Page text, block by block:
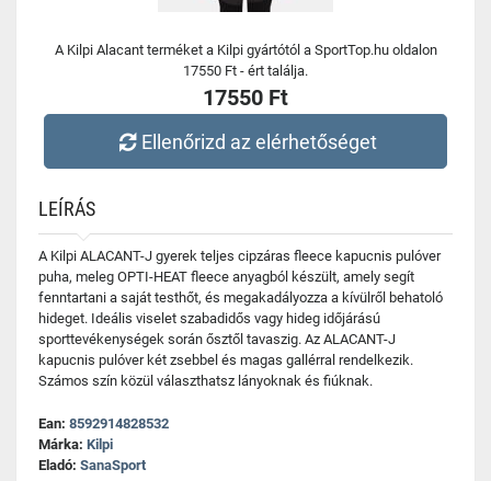
A Kilpi Alacant terméket a Kilpi gyártótól a SportTop.hu oldalon
17550 Ft - ért találja.
17550 Ft
Ellenőrizd az elérhetőséget
LEÍRÁS
A Kilpi ALACANT-J gyerek teljes cipzáras fleece kapucnis pulóver
puha, meleg OPTI-HEAT fleece anyagból készült, amely segít
fenntartani a saját testhőt, és megakadályozza a kívülről behatoló
hideget. Ideális viselet szabadidős vagy hideg időjárású
sporttevékenységek során ősztől tavaszig. Az ALACANT-J
kapucnis pulóver két zsebbel és magas gallérral rendelkezik.
Számos szín közül választhatsz lányoknak és fiúknak.
Ean: 8592914828532
Márka: Kilpi
Eladó: SanaSport